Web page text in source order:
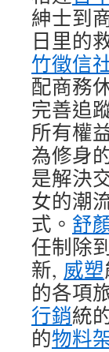
紳士到
日里的
竹徵信
配商務
完善追
所有權
為修身
是解決
女的潮
式。 舒
任制除
新, 威塑
的各項
行銷統
的物料